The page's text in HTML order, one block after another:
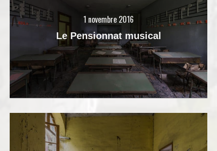
1 novembre 2016
Le Pensionnat musical